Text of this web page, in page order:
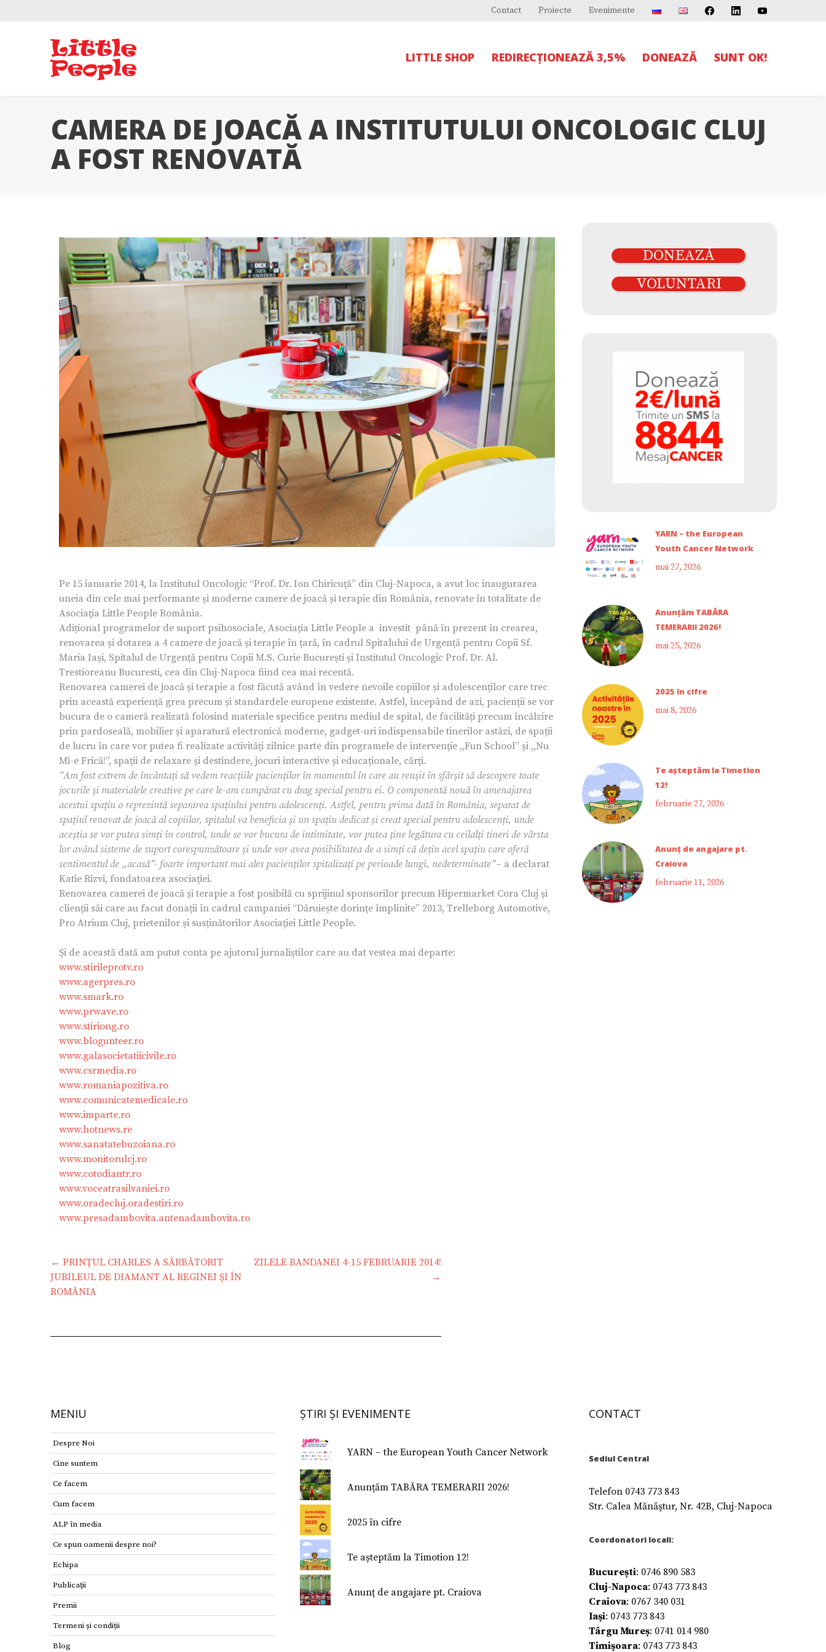
Contact Proiecte Evenimente
LITTLE SHOP REDIRECȚIONEAZĂ 3,5% DONEAZĂ SUNT OK!
CAMERA DE JOACĂ A INSTITUTULUI ONCOLOGIC CLUJ
A FOST RENOVATĂ
Pe 15 ianuarie 2014, la Institutul Oncologic “Prof. Dr. Ion Chiricuţă” din Cluj-Napoca, a avut loc inaugurarea
uneia din cele mai performante și moderne camere de joacă și terapie din România, renovate în totalitate de
Asociaţia Little People România.
Adițional programelor de suport psihosociale, Asociația Little People a investit până în prezent în crearea,
renovarea și dotarea a 4 camere de joacă și terapie în țară, în cadrul Spitalului de Urgență pentru Copii Sf.
Maria Iași, Spitalul de Urgență pentru Copii M.S. Curie București și Institutul Oncologic Prof. Dr. Al.
Trestioreanu Bucuresti, cea din Cluj-Napoca fiind cea mai recentă.
Renovarea camerei de joacă și terapie a fost făcută având în vedere nevoile copiilor și adolescenților care trec
prin această experiență grea precum și standardele europene existente. Astfel, începând de azi, pacienții se vor
bucura de o cameră realizată folosind materiale specifice pentru mediul de spital, de facilități precum încălzire
prin pardoseală, mobilier și aparatură electronică moderne, gadget-uri indispensabile tinerilor astăzi, de spații
de lucru în care vor putea fi realizate activități zilnice parte din programele de intervenție ,,Fun School” și ,,Nu
Mi-e Frică!”, spații de relaxare și destindere, jocuri interactive și educaționale, cărți.
“Am fost extrem de încântaţi să vedem reacţiile pacienţilor în momentul în care au reuşit în sfârşit să descopere toate
jocurile şi materialele creative pe care le-am cumpărat cu drag special pentru ei. O componentă nouă în amenajarea
acestui spaţiu o reprezintă separarea spaţiului pentru adolescenţi. Astfel, pentru prima dată în România, separat de
spațiul renovat de joacă al copiilor, spitalul va beneficia și un spațiu dedicat și creat special pentru adolescenți, unde
aceștia se vor putea simți în control, unde se vor bucura de intimitate, vor putea ține legătura cu ceilalți tineri de vârsta
lor având sisteme de suport corespunzătoare și unde vor avea posibilitatea de a simți că dețin acel spațiu care oferă
sentimentul de ,,acasă”- foarte important mai ales pacienților spitalizați pe perioade lungi, nedeterminate”– a declarat
Katie Rizvi, fondatoarea asociaţiei.
Renovarea camerei de joacă și terapie a fost posibilă cu sprijinul sponsorilor precum Hipermarket Cora Cluj și
clienții săi care au facut donații în cadrul campaniei “Dăruiește dorințe împlinite” 2013, Trelleborg Automotive,
Pro Atrium Cluj, prietenilor și susținătorilor Asociaţiei Little People.
Şi de această dată am putut conta pe ajutorul jurnaliştilor care au dat vestea mai departe:
www.stirileprotv.ro
www.agerpres.ro
www.smark.ro
www.prwave.ro
www.stiriong.ro
www.blogunteer.ro
www.galasocietatiicivile.ro
www.csrmedia.ro
www.romaniapozitiva.ro
www.comunicatemedicale.ro
www.imparte.ro
www.hotnews.re
www.sanatatebuzoiana.ro
www.monitorulcj.ro
www.cotodiantr.ro
www.voceatrasilvaniei.ro
www.oradecluj.oradestiri.ro
www.presadambovita.antenadambovita.ro
Navigare
în
← PRINŢUL CHARLES A SĂRBĂTORIT
JUBILEUL DE DIAMANT AL REGINEI ŞI ÎN
ROMÂNIA
ZILELE BANDANEI 4-15 FEBRUARIE 2014!
→
DONEAZĂ
VOLUNTARI
YARN – the European
Youth Cancer Network
mai 27, 2026
Anunțăm TABĂRA
TEMERARII 2026!
mai 25, 2026
2025 în cifre
mai 8, 2026
Te așteptăm la Timotion
12!
februarie 27, 2026
Anunț de angajare pt.
Craiova
februarie 11, 2026
MENIU
Despre Noi
Cine suntem
Ce facem
Cum facem
ALP în media
Ce spun oamenii despre noi?
Echipa
Publicaţii
Premii
Termeni și condiții
Blog
ȘTIRI ȘI EVENIMENTE
YARN – the European Youth Cancer Network
Anunțăm TABĂRA TEMERARII 2026!
2025 în cifre
Te așteptăm la Timotion 12!
Anunț de angajare pt. Craiova
CONTACT
Sediul Central
Telefon 0743 773 843
Str. Calea Mănăştur, Nr. 42B, Cluj-Napoca
Coordonatori locali:
București: 0746 890 583
Cluj-Napoca: 0743 773 843
Craiova: 0767 340 031
Iaşi: 0743 773 843
Târgu Mureș: 0741 014 980
Timişoara: 0743 773 843